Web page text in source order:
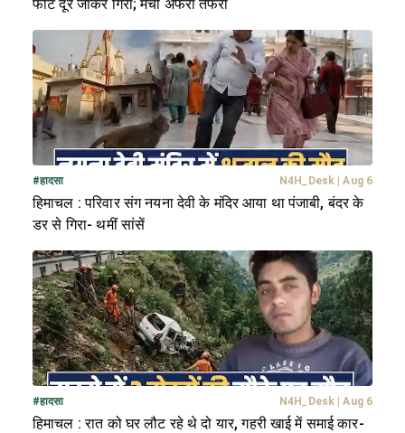
फीट दूर जाकर गिरा; मची अफरा तफरी
#हादसा N4H_Desk | Aug 6
हिमाचल : परिवार संग नयना देवी के मंदिर आया था पंजाबी, बंदर के
डर से गिरा- थमीं सांसें
#हादसा N4H_Desk | Aug 6
हिमाचल : रात को घर लौट रहे थे दो यार, गहरी खाई में समाई कार-